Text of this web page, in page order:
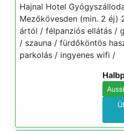
Hajnal Hotel
Mezőkövesden (min. 2 éj)
ártól / félpanziós ellátás /
/ szauna / fürdőköntös
parkolás / ingyenes wifi /